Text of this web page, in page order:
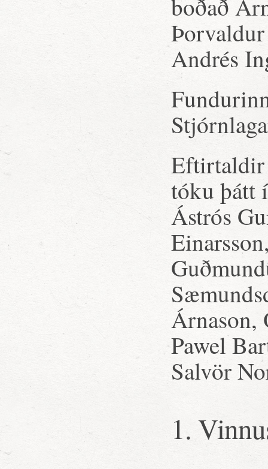
boðað
Andrés
Eftirtaldir
tóku þátt
Ástrós
Árnason,
Pawel
Salvör
1.